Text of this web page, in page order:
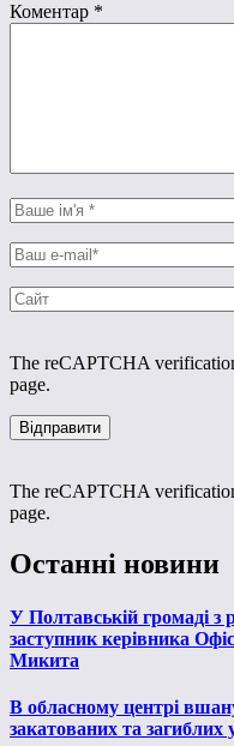
Коментар *
The reCAPTCHA
page.
The reCAPTCHA
page.
Останні новини
У Полтавській громаді з
заступник керівника
Микита
В обласному центрі
закатованих та загиблих